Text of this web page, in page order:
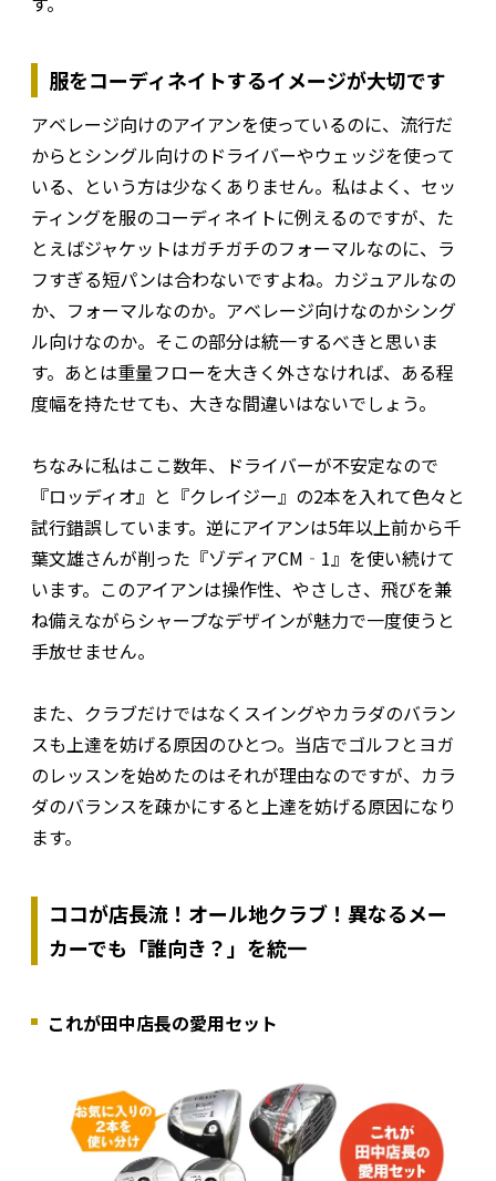
服をコーディネイトするイメージが大切です
アベレージ向けのアイアンを使っているのに、流行だ
からとシングル向けのドライバーやウェッジを使って
いる、という方は少なくありません。私はよく、セッ
ティングを服のコーディネイトに例えるのですが、た
とえばジャケットはガチガチのフォーマルなのに、ラ
フすぎる短パンは合わないですよね。カジュアルなの
か、フォーマルなのか。アベレージ向けなのかシング
ル向けなのか。そこの部分は統一するべきと思いま
す。あとは重量フローを大きく外さなければ、ある程
度幅を持たせても、大きな間違いはないでしょう。
ちなみに私はここ数年、ドライバーが不安定なので
『ロッディオ』と『クレイジー』の2本を入れて色々と
試行錯誤しています。逆にアイアンは5年以上前から千
葉文雄さんが削った『ゾディアCM‐1』を使い続けて
います。このアイアンは操作性、やさしさ、飛びを兼
ね備えながらシャープなデザインが魅力で一度使うと
手放せません。
また、クラブだけではなくスイングやカラダのバラン
スも上達を妨げる原因のひとつ。当店でゴルフとヨガ
のレッスンを始めたのはそれが理由なのですが、カラ
ダのバランスを疎かにすると上達を妨げる原因になり
ます。
ココが店長流！オール地クラブ！異なるメー
カーでも「誰向き？」を統一
これが田中店長の愛用セット